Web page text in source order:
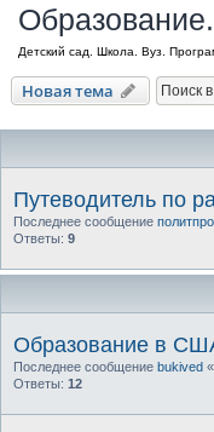
Образование.
Детский сад. Школа. Вуз.
Новая тема
Путеводитель по
Последнее сообщение
Ответы: 9
Образование в
Последнее сообщение bukived «
Ответы: 12